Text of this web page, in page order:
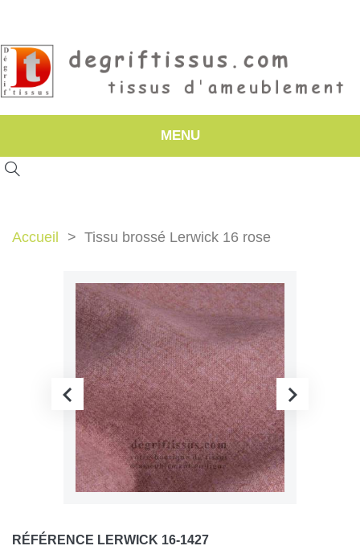
MENU
Accueil Tissu brossé Lerwick 16 rose
RÉFÉRENCE LERWICK 16-1427